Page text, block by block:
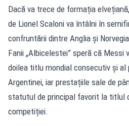
Dacă va trece de formația
de Lionel Scaloni va întâlni în
confruntării dintre Anglia și
Fanii „Albicelestei” speră că Messi
doilea titlu mondial consecutiv și al
Argentinei, iar prestațiile sale de
statutul de principal favorit la titlul
competiției.